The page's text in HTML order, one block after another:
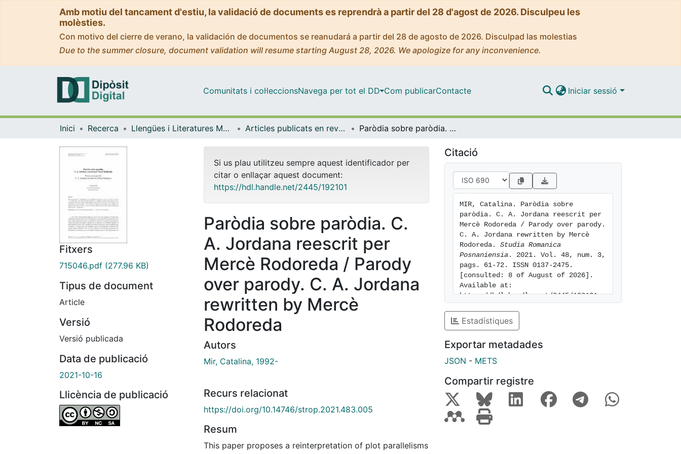
Amb motiu del tancament d'estiu, la validació de documents es reprendrà a partir del 28 d'agost de 2026. Disculpeu les
molèsties.
Con motivo del cierre de verano, la validación de documentos se reanudará a partir del 28 de agosto de 2026. Disculpad las molestias
Due to the summer closure, document validation will resume starting August 28, 2026. We apologize for any inconvenience.
Comunitats i col·leccionsNavega per tot el DD Com publicarContacte Iniciar sessió
Inici Recerca Llengües i Literatures Modernes i Estudis Anglesos Articles publicats en revistes (Llengües i Literatures Modernes i Estudis Anglesos) Paròdia sobre paròdia. C. A. Jordana reescrit per Mercè Rodoreda / Parody over parody. C. A. Jordana rewritten by Mercè Rodoreda
Fitxers
715046.pdf (277.96 KB)
Tipus de document
Article
Versió
Versió publicada
Data de publicació
2021-10-16
Llicència de publicació
Si us plau utilitzeu sempre aquest identificador per
citar o enllaçar aquest document:
https://hdl.handle.net/2445/192101
Paròdia sobre paròdia. C.
A. Jordana reescrit per
Mercè Rodoreda / Parody
over parody. C. A. Jordana
rewritten by Mercè
Rodoreda
Autors
Mir, Catalina, 1992-
Recurs relacionat
https://doi.org/10.14746/strop.2021.483.005
Resum
This paper proposes a reinterpretation of plot parallelisms
Citació
MIR, Catalina. Paròdia sobre
paròdia. C. A. Jordana reescrit per
Mercè Rodoreda / Parody over parody.
C. A. Jordana rewritten by Mercè
Rodoreda. Studia Romanica
Posnaniensia . 2021. Vol. 48, num. 3,
pags. 61-72. ISSN 0137-2475.
[consulted: 8 of August of 2026].
Available at:
https://hdl.handle.net/2445/192101
Estadístiques
Exportar metadades
JSON - METS
Compartir registre